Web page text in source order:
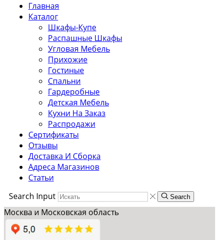
Главная
Каталог
Шкафы-Купе
Распашные Шкафы
Угловая Мебель
Прихожие
Гостиные
Спальни
Гардеробные
Детская Мебель
Кухни На Заказ
Распродажи
Сертификаты
Отзывы
Доставка И Сборка
Адреса Магазинов
Статьи
Search Input
Search
Москва и Московская область